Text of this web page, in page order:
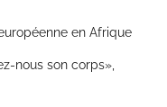
en Afrique
nous son corps»,